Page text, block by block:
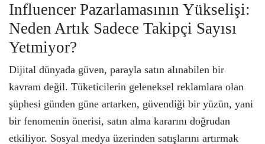
Influencer Pazarlamasının Yükselişi:
Neden Artık Sadece Takipçi Sayısı
Yetmiyor?
Dijital dünyada güven, parayla satın alınabilen bir
kavram değil. Tüketicilerin geleneksel reklamlara olan
şüphesi günden güne artarken, güvendiği bir yüzün, yani
bir fenomenin önerisi, satın alma kararını doğrudan
etkiliyor. Sosyal medya üzerinden satışlarını artırmak